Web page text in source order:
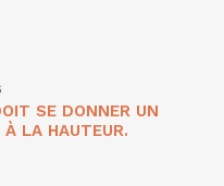
SE DONNER UN
À LA HAUTEUR.